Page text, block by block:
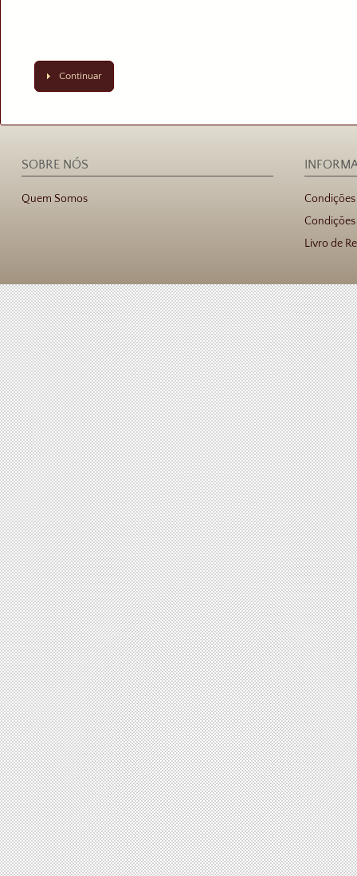
Continuar
SOBRE NÓS
Quem Somos
Condições
Livro de